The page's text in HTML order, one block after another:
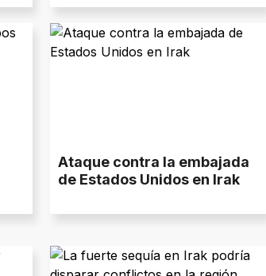
Ataque contra la embajada
de Estados Unidos en Irak